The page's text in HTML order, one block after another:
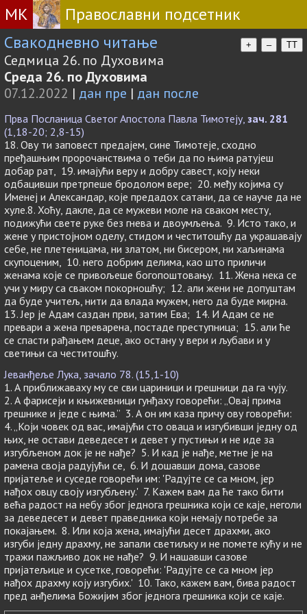
МК
Православни подсетник
Свакодневно читање
+ – TT
Седмица 26. по Духовима
Среда 26. по Духовима
07.12.2022 | дан пре | дан после
Прва Посланица Светог Апостола Павла Тимотеју, зач. 281
(1,18-20; 2,8-15)
18. Ову ти заповест предајем, сине Тимотеје, сходно
пређашњим пророчанствима о теби да по њима ратујеш
добар рат, 19. имајући веру и добру савест, коју неки
одбацивши претрпеше бродолом вере; 20. међу којима су
Именеј и Александар, које предадох сатани, да се науче да не
хуле.8. Хоћу, дакле, да се мужеви моле на сваком месту,
подижући свете руке без гнева и двоумљења. 9. Исто тако, и
жене у пристојном оделу, стидом и честитошћу да украшавају
себе, не плетеницама, ни златом, ни бисером, ни хаљинама
скупоценим, 10. него добрим делима, као што приличи
женама које се привољеше богопоштовању. 11. Жена нека се
учи у миру са сваком покорношћу; 12. али жени не допуштам
да буде учитељ, нити да влада мужем, него да буде мирна.
13. Јер је Адам саздан први, затим Ева; 14. И Адам се не
превари а жена преварена, постаде преступница; 15. али ће
се спасти рађањем деце, ако остану у вери и љубави и у
светињи са честитошћу.
Јеванђеље Лука, зачало 78. (15,1-10)
1. А приближаваху му се сви цариници и грешници да га чују.
2. А фарисеји и књижевници гунђаху говорећи: „Овај прима
грешнике и једе с њима.” 3. А он им каза причу ову говорећи:
4. „Који човек од вас, имајући сто оваца и изгубивши једну од
њих, не остави деведесет и девет у пустињи и не иде за
изгубљеном док је не нађе? 5. И кад је нађе, метне је на
рамена своја радујући се, 6. И дошавши дома, сазове
пријатеље и суседе говорећи им: 'Радујте се са мном, јер
нађох овцу своју изгубљену.' 7. Кажем вам да ће тако бити
већа радост на небу због једнога грешника који се каје, неголи
за деведесет и девет праведника који немају потребе за
покајањем. 8. Или која жена, имајући десет драхми, ако
изгуби једну драхму, не запали светиљку и не помете кућу и не
тражи пажљиво док не нађе? 9. И нашавши сазове
пријатељице и сусетке, говорећи: 'Радујте се са мном јер
нађох драхму коју изгубих.' 10. Тако, кажем вам, бива радост
пред анђелима Божијим због једнога грешника који се каје.